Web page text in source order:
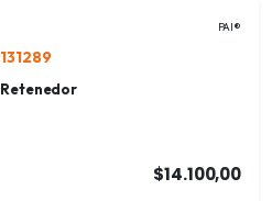
PAI®
131289
Retenedor
$14.100,00